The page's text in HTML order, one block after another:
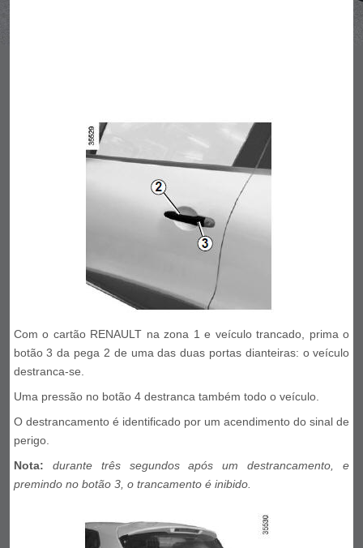
Com o cartão RENAULT na zona 1 e veículo trancado, prima o
botão 3 da pega 2 de uma das duas portas dianteiras: o veículo
destranca-se.
Uma pressão no botão 4 destranca também todo o veículo.
O destrancamento é identificado por um acendimento do sinal de
perigo.
Nota: durante três segundos após um destrancamento, e
premindo no botão 3, o trancamento é inibido.